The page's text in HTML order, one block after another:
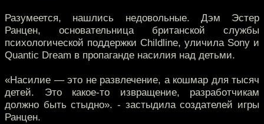
Разумеется, нашлись недовольные. Дэм Эстер
Ранцен, основательница британской службы
психологической поддержки Childline, уличила Sony и
Quantic Dream в пропаганде насилия над детьми.
«Насилие — это не развлечение, а кошмар для тысяч
детей. Это какое-то извращение, разработчикам
должно быть стыдно». - застыдила создателей игры
Ранцен.